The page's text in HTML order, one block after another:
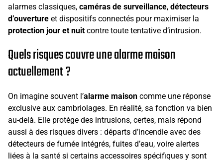
alarmes classiques, caméras de surveillance, détecteurs
d’ouverture et dispositifs connectés pour maximiser la
protection jour et nuit contre toute tentative d’intrusion.
Quels risques couvre une alarme maison
actuellement ?
On imagine souvent l’alarme maison comme une réponse
exclusive aux cambriolages. En réalité, sa fonction va bien
au-delà. Elle protège des intrusions, certes, mais répond
aussi à des risques divers : départs d’incendie avec des
détecteurs de fumée intégrés, fuites d’eau, voire alertes
liées à la santé si certains accessoires spécifiques y sont